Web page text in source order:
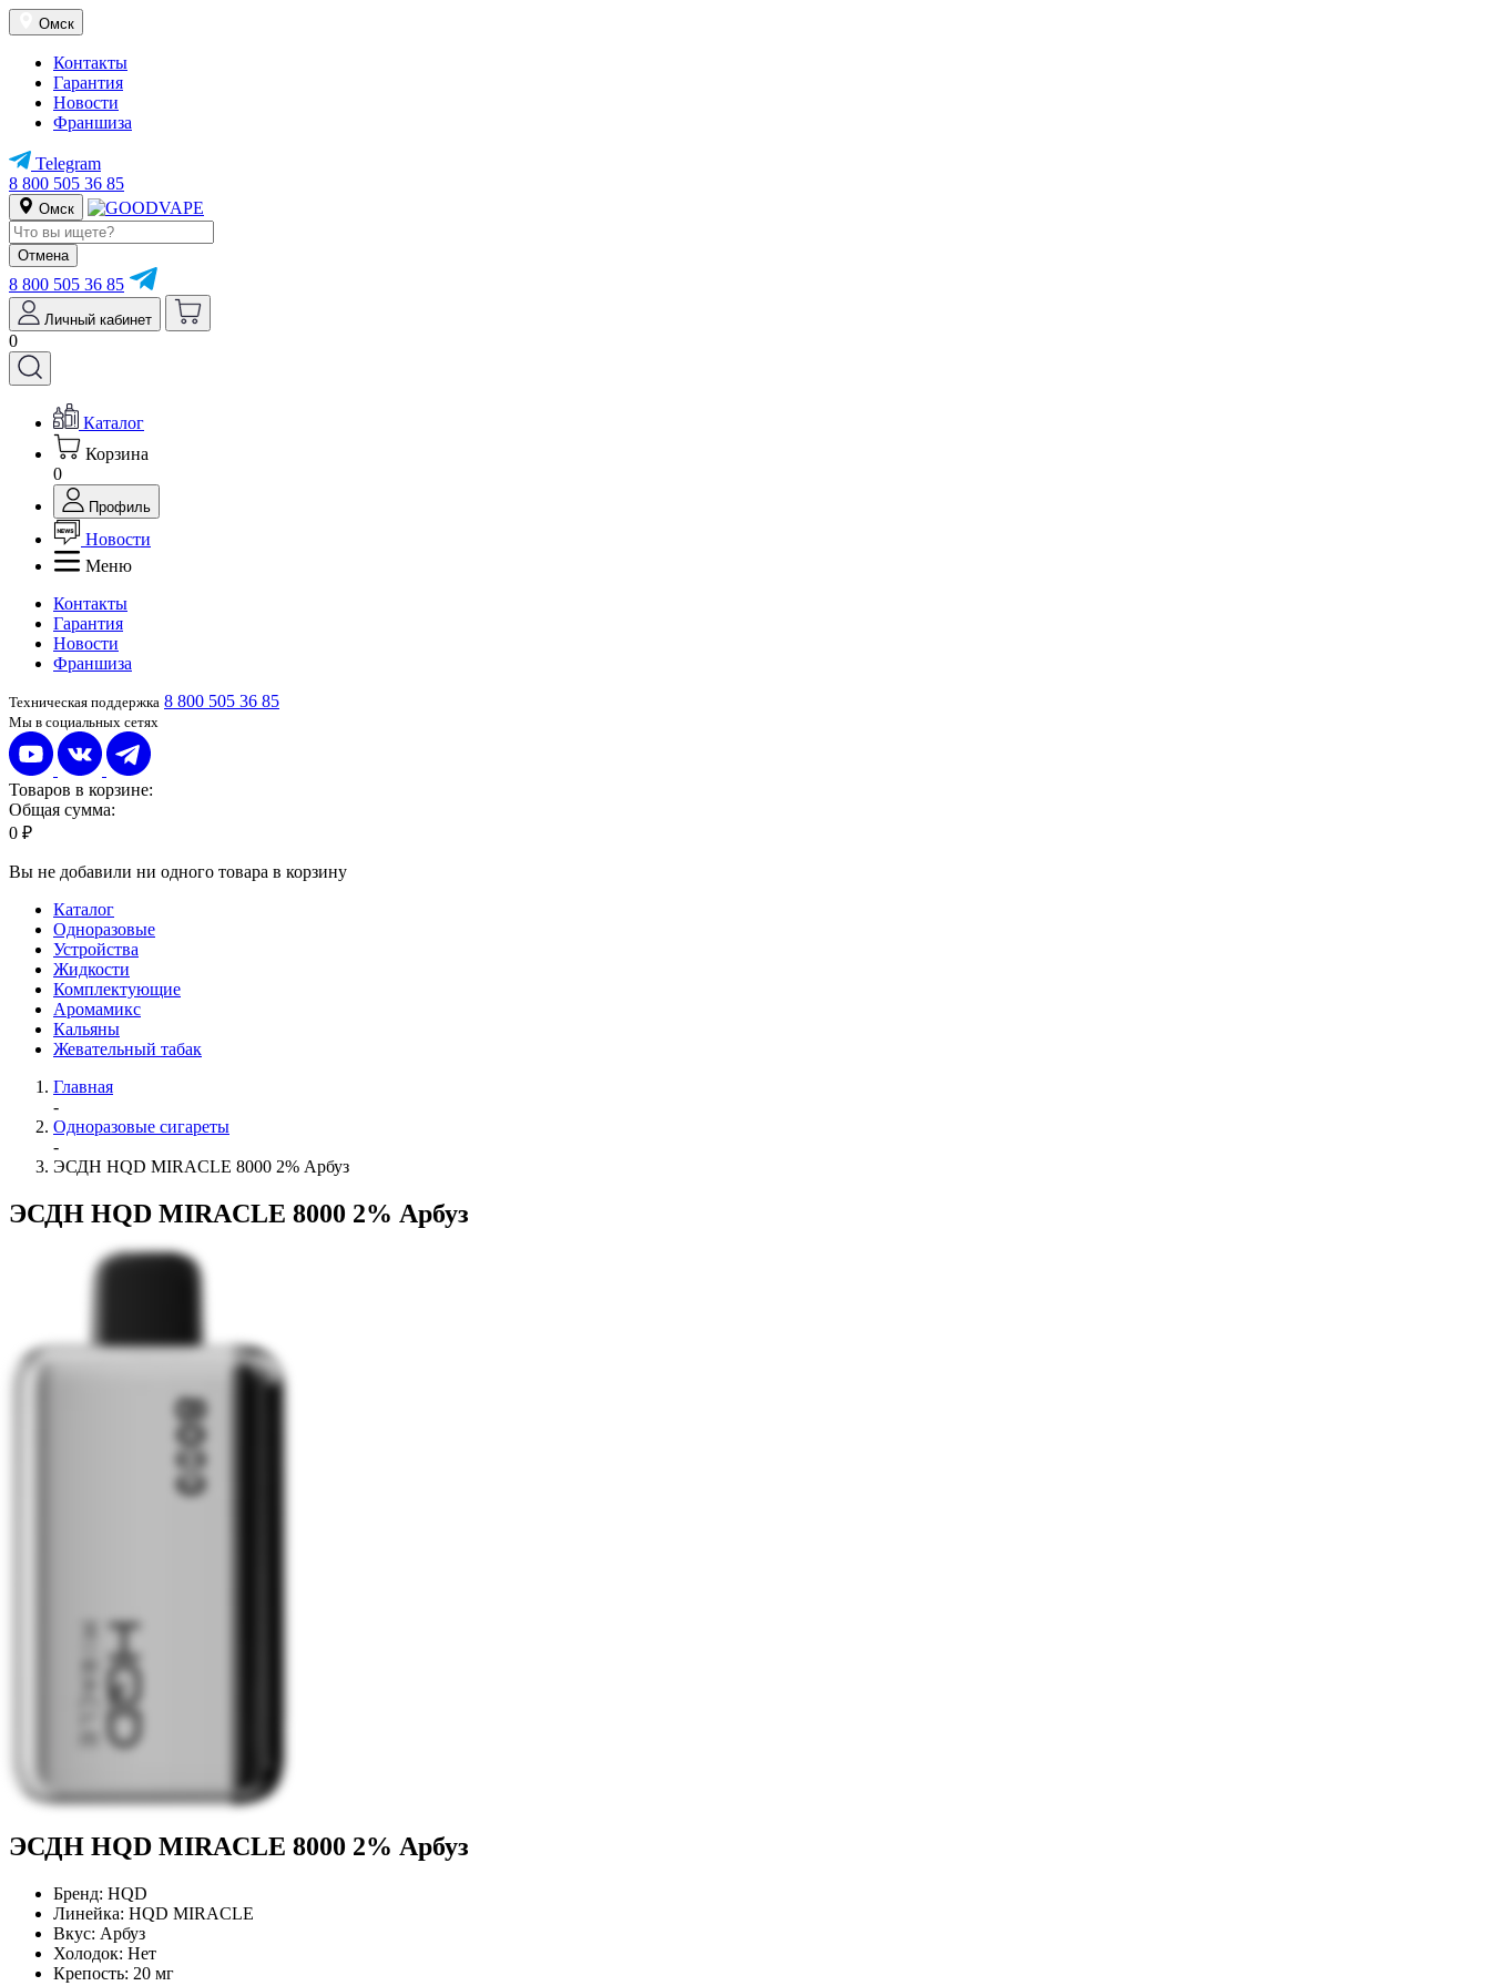
Омск
Контакты
Гарантия
Новости
Франшиза
Telegram
8 800 505 36 85
Омск
Отмена
8 800 505 36 85
Личный кабинет
0
Каталог
Корзина
0
Профиль
Новости
Меню
Контакты
Гарантия
Новости
Франшиза
Техническая поддержка 8 800 505 36 85
Мы в социальных сетях
Товаров в корзине:
Общая сумма:
0 ₽
Вы не добавили ни одного товара в корзину
Каталог
Одноразовые
Устройства
Жидкости
Комплектующие
Аромамикс
Кальяны
Жевательный табак
Главная
-
Одноразовые сигареты
-
ЭСДН HQD MIRACLE 8000 2% Арбуз
ЭСДН HQD MIRACLE 8000 2% Арбуз
ЭСДН HQD MIRACLE 8000 2% Арбуз
Бренд: HQD
Линейка: HQD MIRACLE
Вкус: Арбуз
Холодок: Нет
Крепость: 20 мг